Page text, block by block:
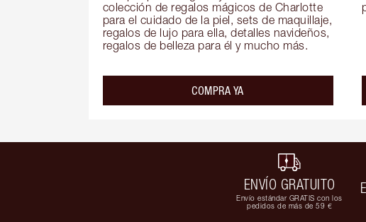
colección de regalos mágicos de Charlotte
para el cuidado de la piel, sets de maquillaje,
regalos de lujo para ella, detalles navideños,
regalos de belleza para él y mucho más.
COMPRA YA
ENVÍO GRATUITO
Envío estándar GRATIS con los
pedidos de más de 59 €